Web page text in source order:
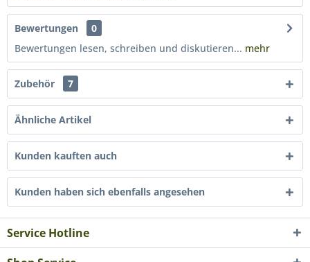
Bewertungen
0
Bewertungen lesen, schreiben und diskutieren... mehr
Zubehör 7
Ähnliche Artikel
Kunden kauften auch
Kunden haben sich ebenfalls angesehen
Service Hotline